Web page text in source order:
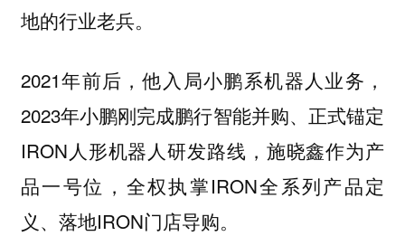
地的行业老兵。
2021年前后，他入局小鹏系机器人业务，
2023年小鹏刚完成鹏行智能并购、正式锚定
IRON人形机器人研发路线，施晓鑫作为产
品一号位，全权执掌IRON全系列产品定
义、落地IRON门店导购。